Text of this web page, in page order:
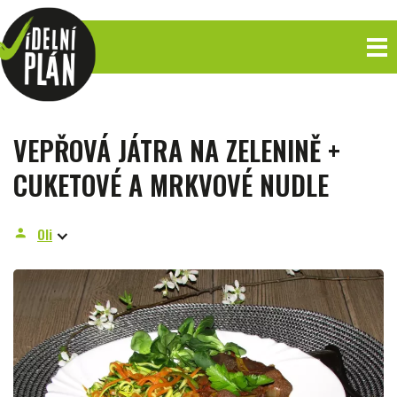
VEPŘOVÁ JÁTRA NA ZELENINĚ +
CUKETOVÉ A MRKVOVÉ NUDLE
person Oli